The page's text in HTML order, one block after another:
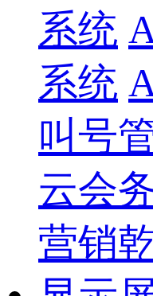
系统
系统
叫号
云会
营销